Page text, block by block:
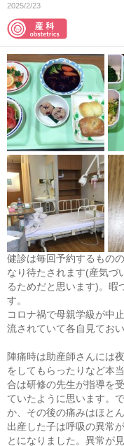
2025/2/23
健診は毎回予約するもの
なり待たされます(産気づ
るためだと思います)。暇
す。
コロナ禍で母親学級が中
流されていて各自見てお
陣痛時は助産師さんには
をしてもらったりなど本
合は研修の先生が指導を
ていたように思います。
か、その後の痛みはほと
出産した子は呼吸の異常
とになりました。異常が